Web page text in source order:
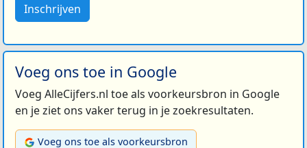
Inschrijven
Voeg ons toe in Google
Voeg AlleCijfers.nl toe als voorkeursbron in Google
en je ziet ons vaker terug in je zoekresultaten.
Voeg ons toe als voorkeursbron